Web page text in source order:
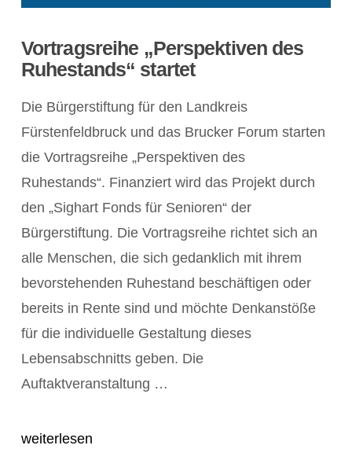
POST ANZEIGEN
Vortragsreihe „Perspektiven des
Ruhestands“ startet
Die Bürgerstiftung für den Landkreis
Fürstenfeldbruck und das Brucker Forum starten
die Vortragsreihe „Perspektiven des
Ruhestands“. Finanziert wird das Projekt durch
den „Sighart Fonds für Senioren“ der
Bürgerstiftung. Die Vortragsreihe richtet sich an
alle Menschen, die sich gedanklich mit ihrem
bevorstehenden Ruhestand beschäftigen oder
bereits in Rente sind und möchte Denkanstöße
für die individuelle Gestaltung dieses
Lebensabschnitts geben. Die
Auftaktveranstaltung …
weiterlesen